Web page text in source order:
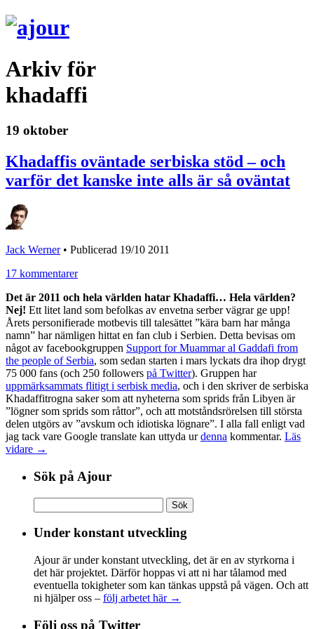
Arkiv för
khadaffi
19 oktober
Khadaffis oväntade serbiska stöd – och
varför det kanske inte alls är så oväntat
Jack Werner• Publicerad 19/10 2011
17 kommentarer
Det är 2011 och hela världen hatar Khadaffi… Hela världen?
Nej! Ett litet land som befolkas av envetna serber vägrar ge upp!
Årets personifierade motbevis till talesättet ”kära barn har många
namn” har nämligen hittat en fan club i Serbien. Detta bevisas om
något av facebookgruppen Support for Muammar al Gaddafi from
the people of Serbia, som sedan starten i mars lyckats dra ihop drygt
75 000 fans (och 250 followers på Twitter). Gruppen har
uppmärksammats flitigt i serbisk media, och i den skriver de serbiska
Khadaffitrogna saker som att nyheterna som sprids från Libyen är
”lögner som sprids som råttor”, och att motståndsrörelsen till största
delen utgörs av ”avskum och idiotiska lögnare”. I alla fall enligt vad
jag tack vare Google translate kan uttyda urdenna kommentar. Läs
vidare →
Sök på Ajour
efter:
Under konstant utveckling
Ajour är under konstant utveckling, det är en av styrkorna i
det här projektet. Därför hoppas vi att ni har tålamod med
eventuella tokigheter som kan tänkas uppstå på vägen. Och att
ni hjälper oss – följ arbetet här →
Följ oss på Twitter